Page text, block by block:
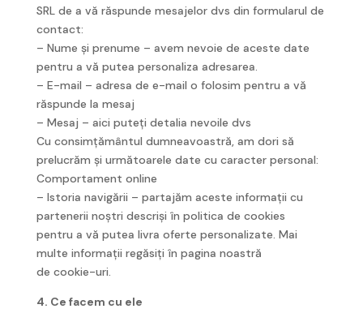
SRL de a vă răspunde mesajelor dvs din formularul de
contact:
– Nume și prenume – avem nevoie de aceste date
pentru a vă putea personaliza adresarea.
– E-mail – adresa de e-mail o folosim pentru a vă
răspunde la mesaj
– Mesaj – aici puteți detalia nevoile dvs
Cu consimțământul dumneavoastră, am dori să
prelucrăm și următoarele date cu caracter personal:
Comportament online
– Istoria navigării – partajăm aceste informații cu
partenerii noștri descriși în politica de cookies
pentru a vă putea livra oferte personalizate. Mai
multe informații regăsiți în pagina noastră
de cookie-uri.
4. Ce facem cu ele